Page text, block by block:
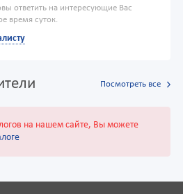
ответить на интересующие Вас
время суток.
Посмотреть все
на нашем сайте, Вы можете